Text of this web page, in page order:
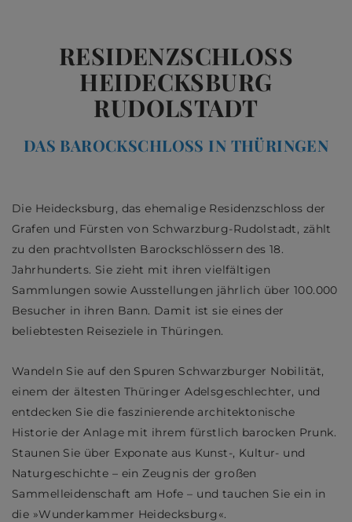
RESIDENZSCHLOSS
HEIDECKSBURG
RUDOLSTADT
DAS BAROCKSCHLOSS IN THÜRINGEN
Die Heidecksburg, das ehemalige Residenzschloss der
Grafen und Fürsten von Schwarzburg-Rudolstadt, zählt
zu den prachtvollsten Barockschlössern des 18.
Jahrhunderts. Sie zieht mit ihren vielfältigen
Sammlungen sowie Ausstellungen jährlich über 100.000
Besucher in ihren Bann. Damit ist sie eines der
beliebtesten Reiseziele in Thüringen.
Wandeln Sie auf den Spuren Schwarzburger Nobilität,
einem der ältesten Thüringer Adelsgeschlechter, und
entdecken Sie die faszinierende architektonische
Historie der Anlage mit ihrem fürstlich barocken Prunk.
Staunen Sie über Exponate aus Kunst-, Kultur- und
Naturgeschichte – ein Zeugnis der großen
Sammelleidenschaft am Hofe – und tauchen Sie ein in
die »Wunderkammer Heidecksburg«.